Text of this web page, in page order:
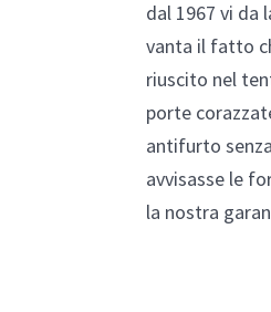
dal 1967 vi da
vanta il fatto
riuscito nel
porte
antifurto
avvisasse le
la nostra